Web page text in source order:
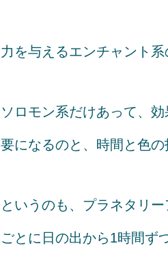
力を与えるエンチャント系
ソロモン系だけあって、
要になるのと、時間と色の
というのも、プラネタリ
ごとに日の出から1時間ず